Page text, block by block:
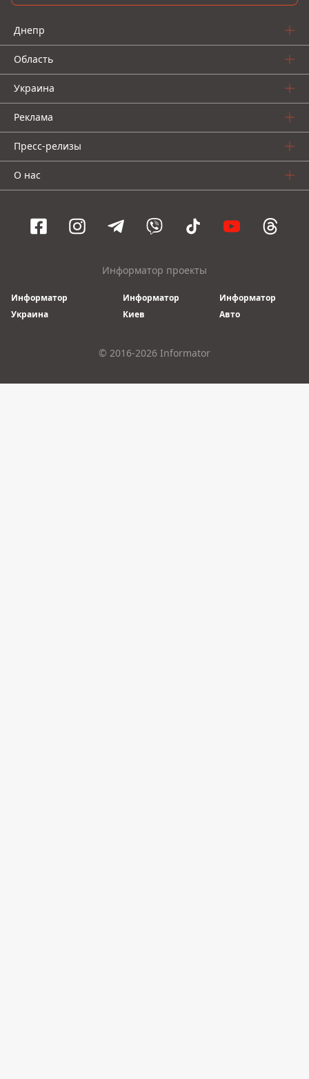
Днепр
Область
Украина
Реклама
Пресс-релизы
О нас
Информатор проекты
Информатор
Украина
Информатор
Киев
Информатор
Авто
© 2016-2026 Informator